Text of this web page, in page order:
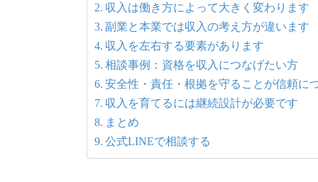
収入は働き方によって大きく変わります
副業と本業では収入の考え方が違います
収入を左右する要素があります
相談事例：資格を収入につなげたい方
安全性・責任・根拠を守ることが信頼に
収入を育てるには継続設計が必要です
まとめ
公式LINEで相談する